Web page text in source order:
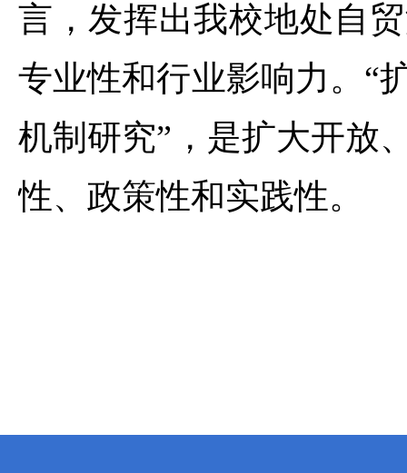
言，发挥出我校地处自
专业性和行业影响力。“
机制研究”，是扩大开放
性、政策性和实践性。